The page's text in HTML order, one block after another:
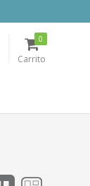
Carrito
0